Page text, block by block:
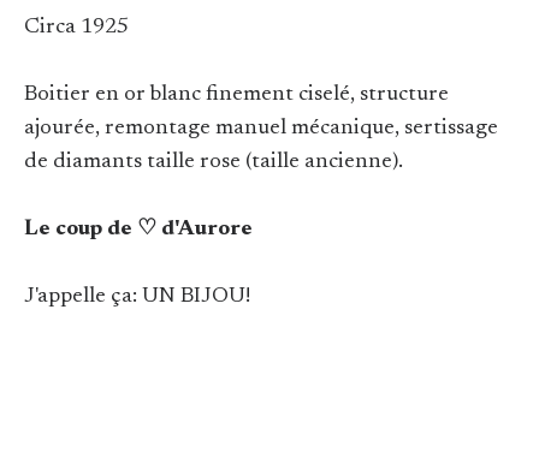
Circa 1925
Boitier en or blanc finement ciselé, structure
ajourée, remontage manuel mécanique, sertissage
de diamants taille rose (taille ancienne).
Le coup de ♡ d'Aurore
J'appelle ça: UN BIJOU!